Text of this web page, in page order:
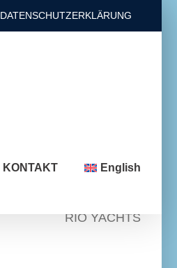
DATENSCHUTZERKLÄRUNG
KONTAKT English
RIO YACHTS